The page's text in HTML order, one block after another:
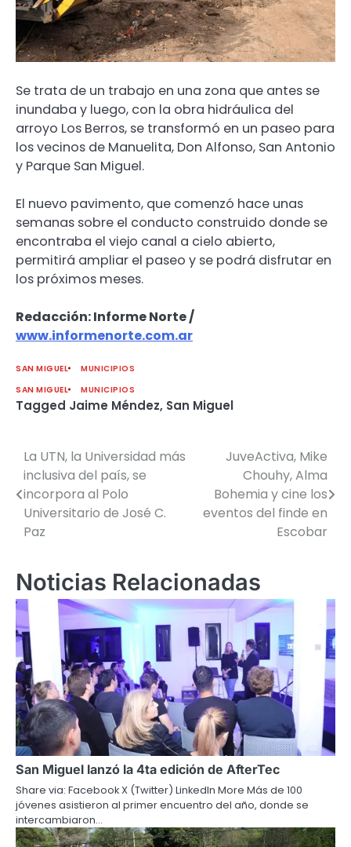
Se trata de un trabajo en una zona que antes se
inundaba y luego, con la obra hidráulica del
arroyo Los Berros, se transformó en un paseo para
los vecinos de Manuelita, Don Alfonso, San Antonio
y Parque San Miguel.
El nuevo pavimento, que comenzó hace unas
semanas sobre el conducto construido donde se
encontraba el viejo canal a cielo abierto,
permitirá ampliar el paseo y se podrá disfrutar en
los próximos meses.
Redacción: Informe Norte /
www.informenorte.com.ar
SAN MIGUEL
MUNICIPIOS
SAN MIGUEL
MUNICIPIOS
Tagged Jaime Méndez, San Miguel
Navegación
de
entradas
La UTN, la Universidad más
inclusiva del país, se
incorpora al Polo
Universitario de José C.
Paz
JuveActiva, Mike
Chouhy, Alma
Bohemia y cine los
eventos del finde en
Escobar
Noticias Relacionadas
San Miguel lanzó la 4ta edición de AfterTec
Share via: Facebook X (Twitter) LinkedIn More Más de 100
jóvenes asistieron al primer encuentro del año, donde se
intercambiaron…